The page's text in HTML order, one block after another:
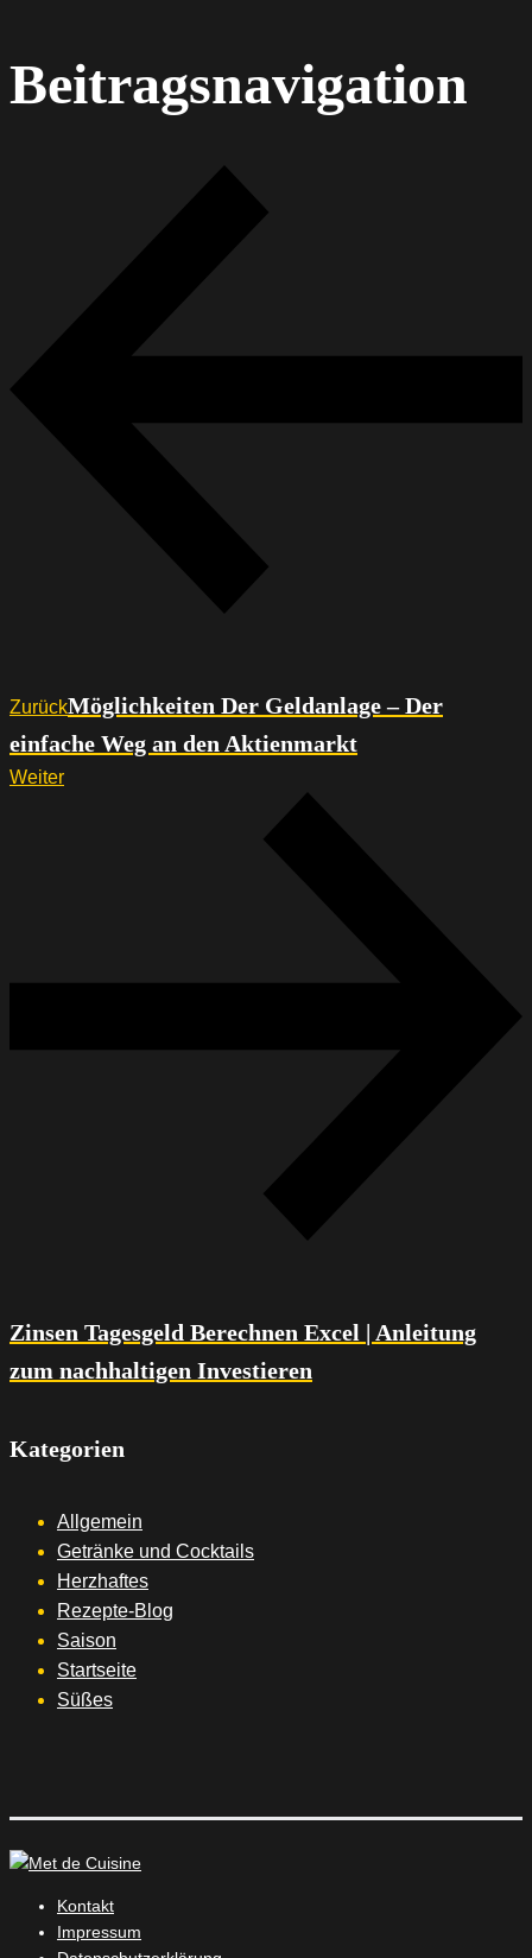
Beitragsnavigation
ZurückMöglichkeiten Der Geldanlage – Der
einfache Weg an den Aktienmarkt
Weiter
Zinsen Tagesgeld Berechnen Excel | Anleitung
zum nachhaltigen Investieren
Kategorien
Allgemein
Getränke und Cocktails
Herzhaftes
Rezepte-Blog
Saison
Startseite
Süßes
Kontakt
Impressum